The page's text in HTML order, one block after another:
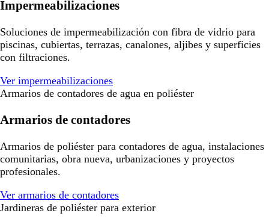
Impermeabilizaciones
Soluciones de impermeabilización con fibra de vidrio para
piscinas, cubiertas, terrazas, canalones, aljibes y superficies
con filtraciones.
Ver impermeabilizaciones
Armarios de contadores de agua en poliéster
Armarios de contadores
Armarios de poliéster para contadores de agua, instalaciones
comunitarias, obra nueva, urbanizaciones y proyectos
profesionales.
Ver armarios de contadores
Jardineras de poliéster para exterior